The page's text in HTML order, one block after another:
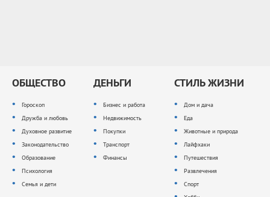
ОБЩЕСТВО
Гороскоп
Дружба и любовь
Духовное развитие
Законодательство
Образование
Психология
Семья и дети
ДЕНЬГИ
Бизнес и работа
Недвижимость
Покупки
Транспорт
Финансы
СТИЛЬ ЖИЗНИ
Дом и дача
Еда
Животные и природа
Лайфхаки
Путешествия
Развлечения
Спорт